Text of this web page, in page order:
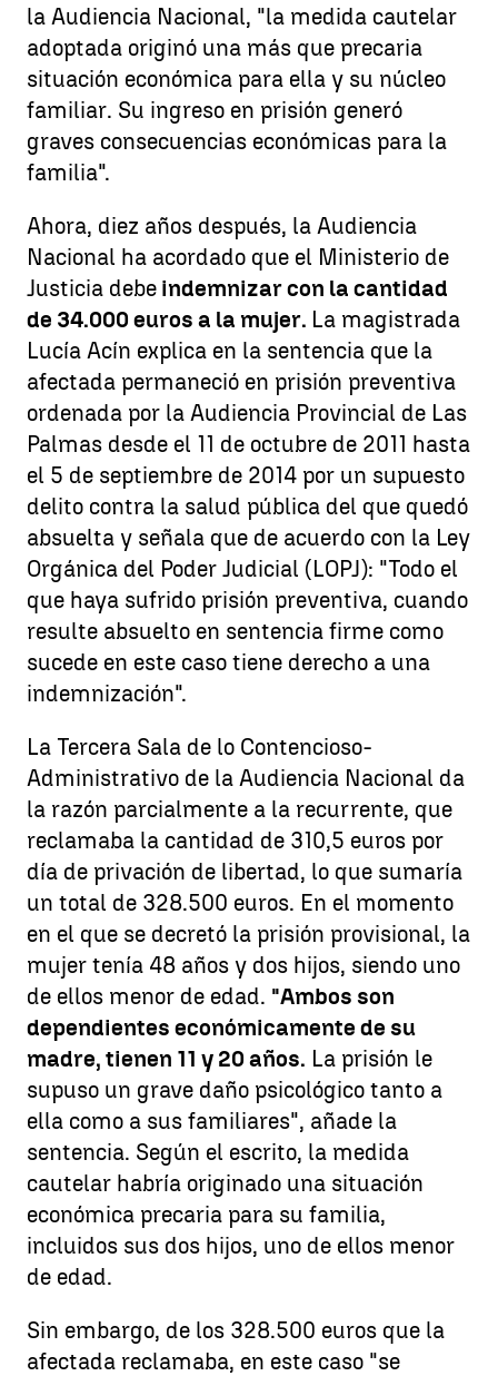
la Audiencia Nacional, "la medida cautelar
adoptada originó una más que precaria
situación económica para ella y su núcleo
familiar. Su ingreso en prisión generó
graves consecuencias económicas para la
familia".
Ahora, diez años después, la Audiencia
Nacional ha acordado que el Ministerio de
Justicia debe indemnizar con la cantidad
de 34.000 euros a la mujer. La magistrada
Lucía Acín explica en la sentencia que la
afectada permaneció en prisión preventiva
ordenada por la Audiencia Provincial de Las
Palmas desde el 11 de octubre de 2011 hasta
el 5 de septiembre de 2014 por un supuesto
delito contra la salud pública del que quedó
absuelta y señala que de acuerdo con la Ley
Orgánica del Poder Judicial (LOPJ): "Todo el
que haya sufrido prisión preventiva, cuando
resulte absuelto en sentencia firme como
sucede en este caso tiene derecho a una
indemnización".
La Tercera Sala de lo Contencioso-
Administrativo de la Audiencia Nacional da
la razón parcialmente a la recurrente, que
reclamaba la cantidad de 310,5 euros por
día de privación de libertad, lo que sumaría
un total de 328.500 euros. En el momento
en el que se decretó la prisión provisional, la
mujer tenía 48 años y dos hijos, siendo uno
de ellos menor de edad. "Ambos son
dependientes económicamente de su
madre, tienen 11 y 20 años. La prisión le
supuso un grave daño psicológico tanto a
ella como a sus familiares", añade la
sentencia. Según el escrito, la medida
cautelar habría originado una situación
económica precaria para su familia,
incluidos sus dos hijos, uno de ellos menor
de edad.
Sin embargo, de los 328.500 euros que la
afectada reclamaba, en este caso "se